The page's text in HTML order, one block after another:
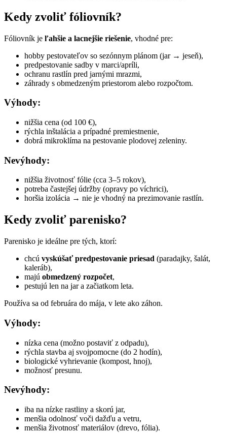
Kedy zvoliť fóliovník?
Fóliovník je ľahšie a lacnejšie riešenie, vhodné pre:
hobby pestovateľov so sezónnym plánom (jar → jeseň),
predpestovanie sadby v marci/apríli,
ochranu rastlín pred jarnými mrazmi,
záhrady s obmedzeným priestorom alebo rozpočtom.
Výhody:
nižšia cena (od 100 €),
rýchla inštalácia a prípadné premiestnenie,
dobrá mikroklíma na pestovanie plodovej zeleniny.
Nevýhody:
nižšia životnosť fólie (cca 3–5 rokov),
potreba častejšej údržby (opravy po víchrici),
horšia izolácia → nie je vhodný na prezimovanie rastlín.
Kedy zvoliť parenisko?
Parenisko je ideálne pre tých, ktorí:
chcú vyskúšať predpestovanie priesad (paradajky, šalát,
kaleráb),
majú obmedzený rozpočet,
pestujú len na jar a začiatkom leta.
Používa sa od februára do mája, v lete ako záhon.
Výhody:
nízka cena (možno postaviť z odpadu),
rýchla stavba aj svojpomocne (do 2 hodín),
biologické vyhrievanie (kompost, hnoj),
možnosť presunu.
Nevýhody:
iba na nízke rastliny a skorú jar,
menšia odolnosť voči dažďu a vetru,
menšia životnosť materiálov (drevo, fólia).